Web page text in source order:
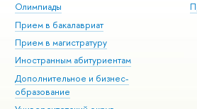
Олимпиады
Прием в бакалавриат
Прием в магистратуру
Иностранным абитуриентам
Дополнительное и бизнес-
образование